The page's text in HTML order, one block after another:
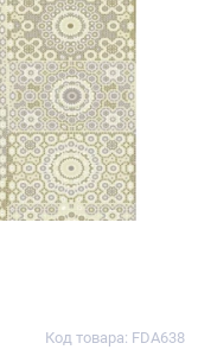
Код товара: FDA638